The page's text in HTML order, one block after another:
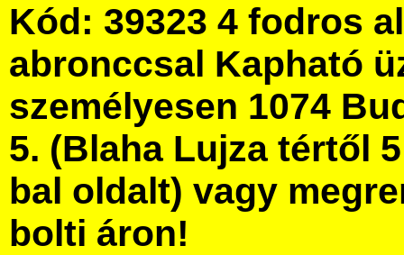
Kód: 39323 4 fodros
abronccsal Kapható
személyesen 1074
5. (Blaha Lujza tértől
bal oldalt) vagy
bolti áron!